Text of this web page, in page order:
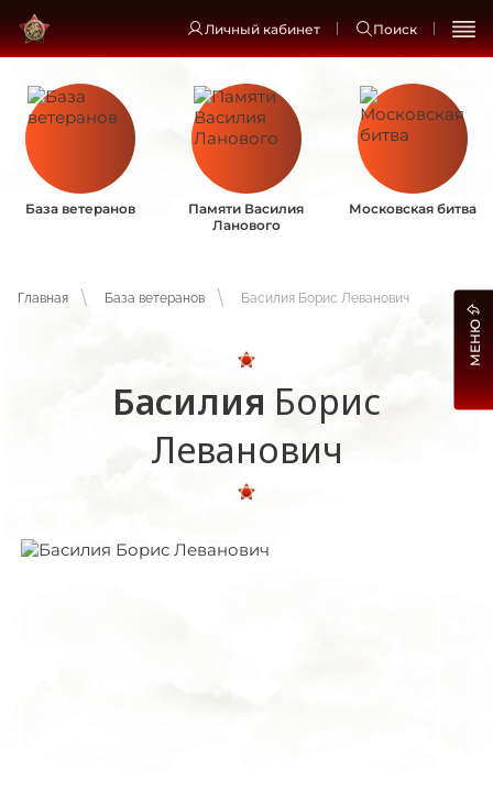
Личный кабинет Поиск
База ветеранов
Памяти Василия
Ланового
Московская битва
Главная База ветеранов Басилия Борис Леванович
Басилия Борис
Леванович
МЕНЮ